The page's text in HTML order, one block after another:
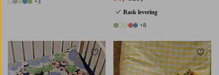
8 farger
Rask levering
13 farger
+8
Legg til favoritter